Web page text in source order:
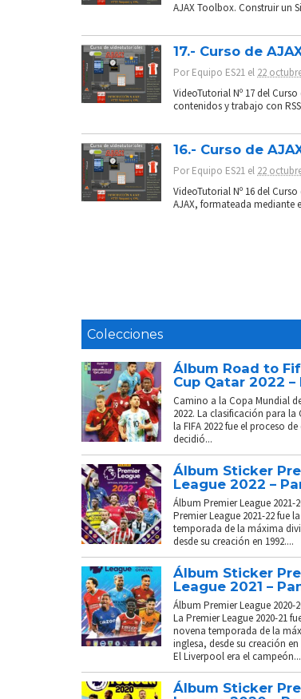
AJAX Toolbox. Construir un
17.- Curso de
PorEquipo ES21 el 22
VideoTutorial Nº 17 del
contenidos y trabajo con
16.- Curso de
PorEquipo ES21 el 22
VideoTutorial Nº 16 del
AJAX, formateada mediante
Colecciones
Álbum Road to
Cup Qatar 2022 –
Camino a la Copa Mundial
2022. La clasificación para la
la FIFA 2022 fue el proceso
decidió...
Álbum Sticker
League 2022 –
Álbum Premier League 2021-
Premier League 2021-22 fue
temporada de la máxima
desde su creación en 1992....
Álbum Sticker
League 2021 –
Álbum Premier League 2020-
La Premier League 2020-21
novena temporada de la
inglesa, desde su creación en
El Liverpool era el campeón...
Álbum Sticker